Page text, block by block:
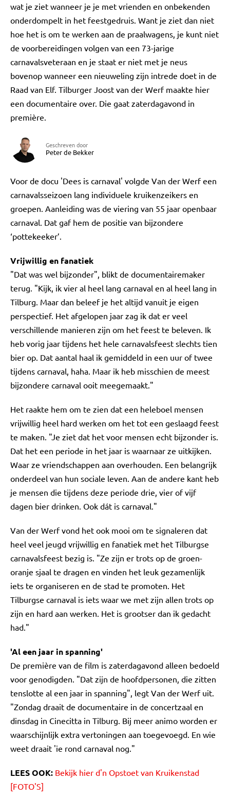
wat je ziet wanneer je je met vrienden en onbekenden
onderdompelt in het feestgedruis. Want je ziet dan niet
hoe het is om te werken aan de praalwagens, je kunt niet
de voorbereidingen volgen van een 73-jarige
carnavalsveteraan en je staat er niet met je neus
bovenop wanneer een nieuweling zijn intrede doet in de
Raad van Elf. Tilburger Joost van der Werf maakte hier
een documentaire over. Die gaat zaterdagavond in
première.
Geschreven door
Peter de Bekker
Voor de docu 'Dees is carnaval' volgde Van der Werf een
carnavalsseizoen lang individuele kruikenzeikers en
groepen. Aanleiding was de viering van 55 jaar openbaar
carnaval. Dat gaf hem de positie van bijzondere
‘pottekeeker’.
Vrijwillig en fanatiek
"Dat was wel bijzonder", blikt de documentairemaker
terug. "Kijk, ik vier al heel lang carnaval en al heel lang in
Tilburg. Maar dan beleef je het altijd vanuit je eigen
perspectief. Het afgelopen jaar zag ik dat er veel
verschillende manieren zijn om het feest te beleven. Ik
heb vorig jaar tijdens het hele carnavalsfeest slechts tien
bier op. Dat aantal haal ik gemiddeld in een uur of twee
tijdens carnaval, haha. Maar ik heb misschien de meest
bijzondere carnaval ooit meegemaakt."
Het raakte hem om te zien dat een heleboel mensen
vrijwillig heel hard werken om het tot een geslaagd feest
te maken. "Je ziet dat het voor mensen echt bijzonder is.
Dat het een periode in het jaar is waarnaar ze uitkijken.
Waar ze vriendschappen aan overhouden. Een belangrijk
onderdeel van hun sociale leven. Aan de andere kant heb
je mensen die tijdens deze periode drie, vier of vijf
dagen bier drinken. Ook dát is carnaval."
Van der Werf vond het ook mooi om te signaleren dat
heel veel jeugd vrijwillig en fanatiek met het Tilburgse
carnavalsfeest bezig is. "Ze zijn er trots op de groen-
oranje sjaal te dragen en vinden het leuk gezamenlijk
iets te organiseren en de stad te promoten. Het
Tilburgse carnaval is iets waar we met zijn allen trots op
zijn en hard aan werken. Het is grootser dan ik gedacht
had."
'Al een jaar in spanning'
De première van de film is zaterdagavond alleen bedoeld
voor genodigden. "Dat zijn de hoofdpersonen, die zitten
tenslotte al een jaar in spanning", legt Van der Werf uit.
"Zondag draait de documentaire in de concertzaal en
dinsdag in Cinecitta in Tilburg. Bij meer animo worden er
waarschijnlijk extra vertoningen aan toegevoegd. En wie
weet draait 'ie rond carnaval nog."
LEES OOK: Bekijk hier d'n Opstoet van Kruikenstad
[FOTO'S]